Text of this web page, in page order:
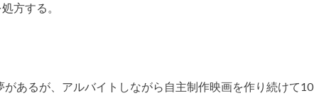
方する。
あるが、アルバイトしながら自主制作映画を作り続けて10